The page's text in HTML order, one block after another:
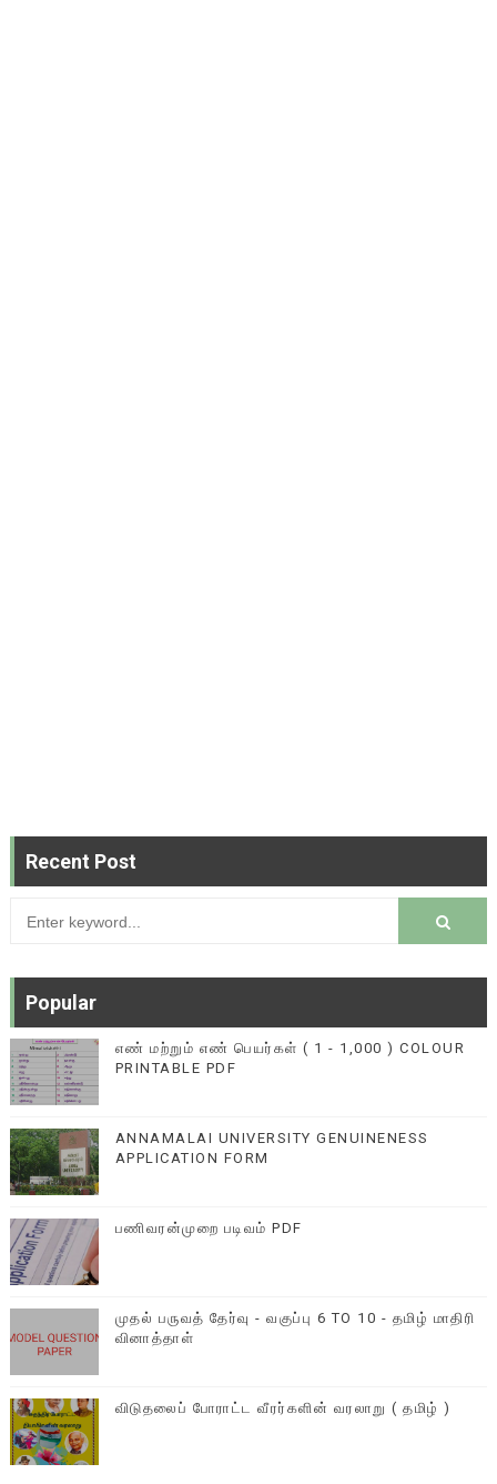
Recent Post
Popular
எண் மற்றும் எண் பெயர்கள் ( 1 - 1,000 ) COLOUR
PRINTABLE PDF
ANNAMALAI UNIVERSITY GENUINENESS
APPLICATION FORM
பணிவரன்முறை படிவம் PDF
முதல் பருவத் தேர்வு - வகுப்பு 6 TO 10 - தமிழ் மாதிரி
வினாத்தாள்
விடுதலைப் போராட்ட வீரர்களின் வரலாறு ( தமிழ் )